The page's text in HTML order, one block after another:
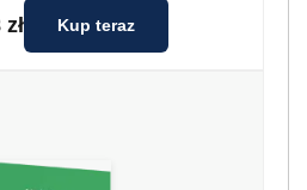
Kup teraz